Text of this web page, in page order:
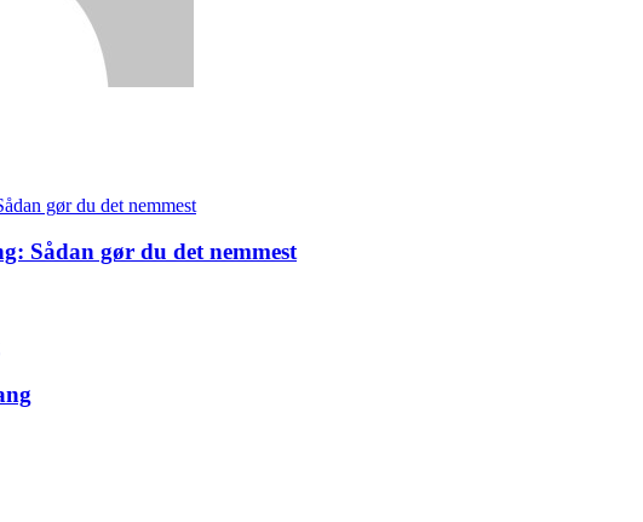
Sådan gør du det nemmest